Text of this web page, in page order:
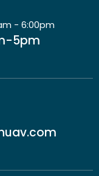
- 6:00pm
5pm